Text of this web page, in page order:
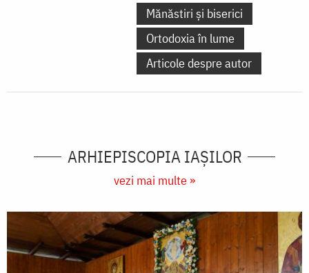
Mănăstiri și biserici
Ortodoxia în lume
Articole despre autor
ARHIEPISCOPIA IAŞILOR
vezi mai multe »